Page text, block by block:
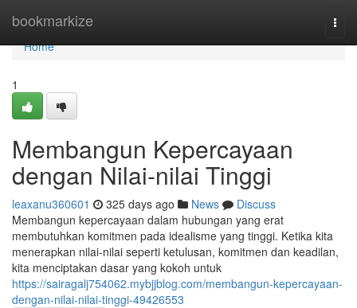
bookmarkize
Home
Home
1
Membangun Kepercayaan
dengan Nilai-nilai Tinggi
leaxanu360601 325 days ago News
Discuss
Membangun kepercayaan dalam hubungan yang erat
membutuhkan komitmen pada idealisme yang tinggi. Ketika kita
menerapkan nilai-nilai seperti ketulusan, komitmen dan keadilan,
kita menciptakan dasar yang kokoh untuk
https://sairagalj754062.mybjjblog.com/membangun-kepercayaan-
dengan-nilai-nilai-tinggi-49426553